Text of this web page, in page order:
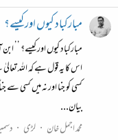
مبارکباد کیوں اور کیسے؟
مبارکباد کیوں اور کیسے؟ ’’
اس کا یہ قول ہے کہ اللہ
کسی کو جنا اور نہ میں کسی سے
بیان...
محمد اجمل خان
لڑی دسمبر